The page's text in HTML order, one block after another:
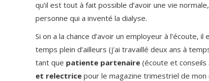
qu’il est tout à fait possible d’avoir une vie
personne qui a inventé la dialyse.
Si on a la chance d’avoir un employeur à
temps plein d’ailleurs (j’ai travaillé deux ans à
tant que patiente partenaire (écoute et
et relectrice pour le magazine trimestriel de